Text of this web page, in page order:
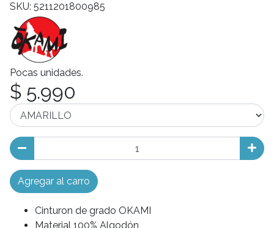
SKU: 5211201800985
Pocas unidades.
$ 5.990
Agregar al carro
Cinturon de grado OKAMI
Material 100% Algodón